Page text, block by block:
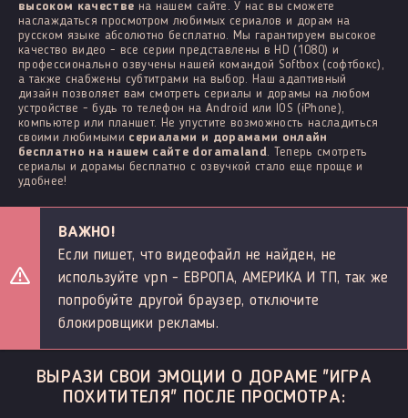
высоком качестве на нашем сайте. У нас вы сможете
наслаждаться просмотром любимых сериалов и дорам на
русском языке абсолютно бесплатно. Мы гарантируем высокое
качество видео - все серии представлены в HD (1080) и
профессионально озвучены нашей командой Softbox (софтбокс),
а также снабжены субтитрами на выбор. Наш адаптивный
дизайн позволяет вам смотреть сериалы и дорамы на любом
устройстве - будь то телефон на Android или IOS (iPhone),
компьютер или планшет. Не упустите возможность насладиться
своими любимыми сериалами и дорамами онлайн
бесплатно на нашем сайте doramaland . Теперь смотреть
сериалы и дорамы бесплатно с озвучкой стало еще проще и
удобнее!
ВАЖНО!
Если пишет, что видеофайл не найден, не
используйте vpn - ЕВРОПА, АМЕРИКА И ТП, так же
попробуйте другой браузер, отключите
блокировщики рекламы.
ВЫРАЗИ СВОИ ЭМОЦИИ О ДОРАМЕ "ИГРА
ПОХИТИТЕЛЯ" ПОСЛЕ ПРОСМОТРА: